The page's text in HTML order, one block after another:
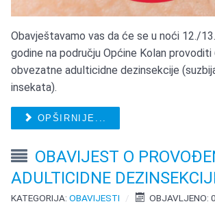
Obavještavamo vas da će se u noći 12./
godine na području Općine Kolan
obvezatne adulticidne dezinsekcije
insekata).
OPŠIRNIJE...
OBAVIJEST O
ADULTICIDNE
KATEGORIJA:OBAVIJESTI OBJAVLJENO: